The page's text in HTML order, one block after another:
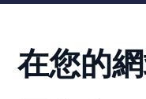
在您的